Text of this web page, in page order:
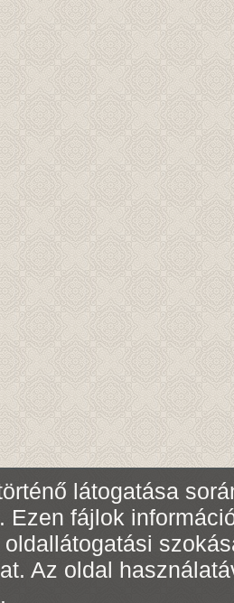
látogatása
Ezen fájlok
Az oldal